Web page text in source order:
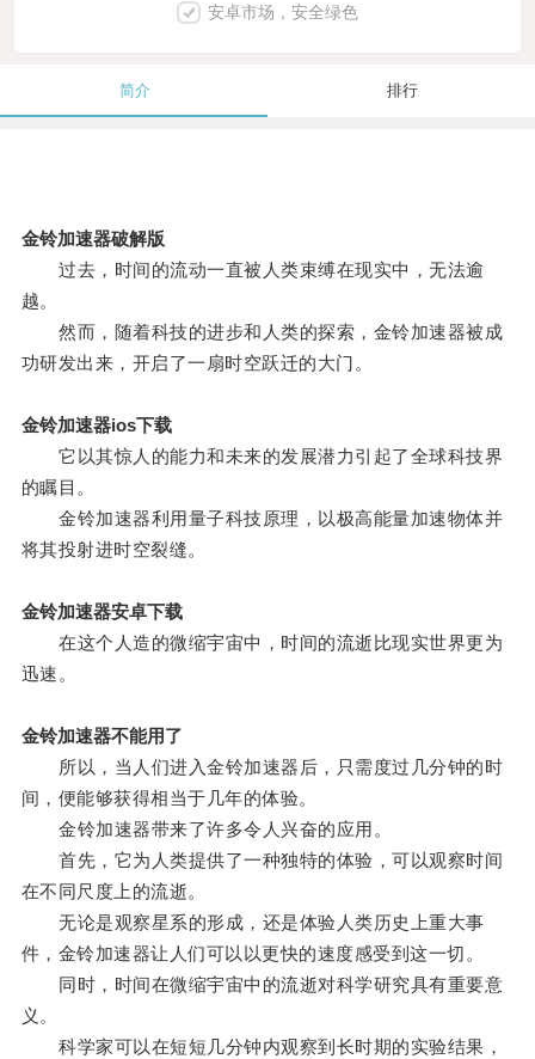
安卓市场，安全绿色
简介 排行
金铃加速器破解版
过去，时间的流动一直被人类束缚在现实中，无法逾
越。
然而，随着科技的进步和人类的探索，金铃加速器被成
功研发出来，开启了一扇时空跃迁的大门。
金铃加速器ios下载
它以其惊人的能力和未来的发展潜力引起了全球科技界
的瞩目。
金铃加速器利用量子科技原理，以极高能量加速物体并
将其投射进时空裂缝。
金铃加速器安卓下载
在这个人造的微缩宇宙中，时间的流逝比现实世界更为
迅速。
金铃加速器不能用了
所以，当人们进入金铃加速器后，只需度过几分钟的时
间，便能够获得相当于几年的体验。
金铃加速器带来了许多令人兴奋的应用。
首先，它为人类提供了一种独特的体验，可以观察时间
在不同尺度上的流逝。
无论是观察星系的形成，还是体验人类历史上重大事
件，金铃加速器让人们可以以更快的速度感受到这一切。
同时，时间在微缩宇宙中的流逝对科学研究具有重要意
义。
科学家可以在短短几分钟内观察到长时期的实验结果，